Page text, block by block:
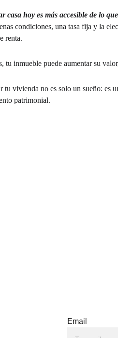
casa hoy es más accesible de lo
condiciones, una tasa fija y la
renta.
tu inmueble puede aumentar su
tu vivienda no es solo un sueño: es
patrimonial.
Email